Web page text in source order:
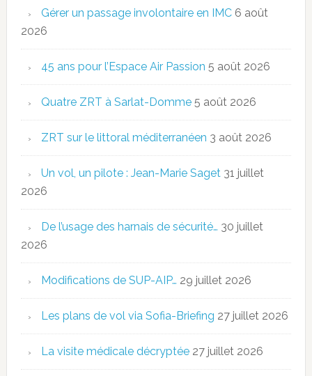
Gérer un passage involontaire en IMC 6 août
2026
45 ans pour l’Espace Air Passion 5 août 2026
Quatre ZRT à Sarlat-Domme 5 août 2026
ZRT sur le littoral méditerranéen 3 août 2026
Un vol, un pilote : Jean-Marie Saget 31 juillet
2026
De l’usage des harnais de sécurité… 30 juillet
2026
Modifications de SUP-AIP… 29 juillet 2026
Les plans de vol via Sofia-Briefing 27 juillet 2026
La visite médicale décryptée 27 juillet 2026